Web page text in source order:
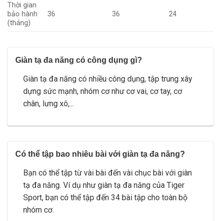
Thời gian
bảo hành
(tháng)
36 36 24
Giàn tạ đa năng có công dụng gì?
Giàn tạ đa năng có nhiều công dụng, tập trung xây
dựng sức mạnh, nhóm cơ như cơ vai, cơ tay, cơ
chân, lưng xô,...
Có thể tập bao nhiêu bài với giàn tạ đa năng?
Bạn có thể tập từ vài bài đến vài chục bài với giàn
tạ đa năng. Ví dụ như giàn tạ đa năng của Tiger
Sport, bạn có thể tập đến 34 bài tập cho toàn bộ
nhóm cơ.